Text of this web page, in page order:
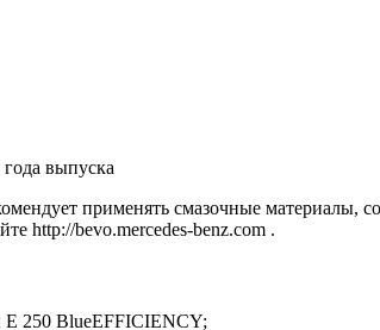
выпуска
применять смазочные
http://bevo.mercedes-benz.com .
E 250 BlueEFFICIENCY;